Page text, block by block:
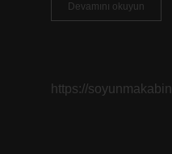
Devamını okuyun
https://